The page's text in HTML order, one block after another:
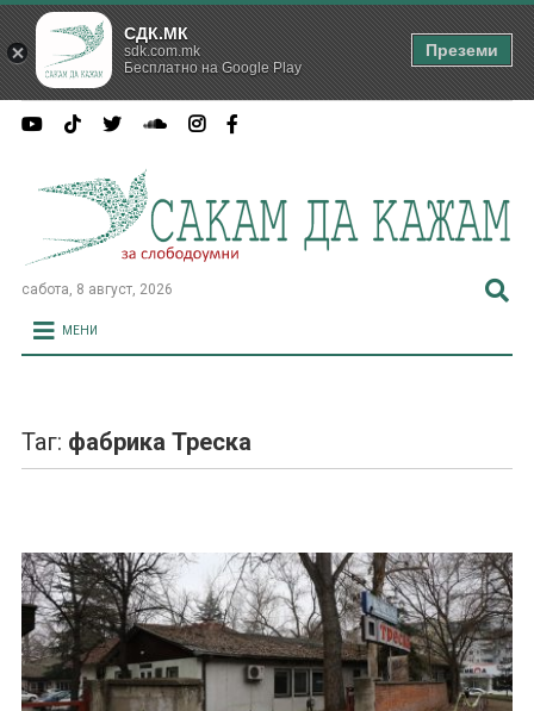
сабота, 8 август, 2026
МЕНИ
Таг: фабрика Треска
СДК.МК
sdk.com.mk
Бесплатно на Google Play
Преземи